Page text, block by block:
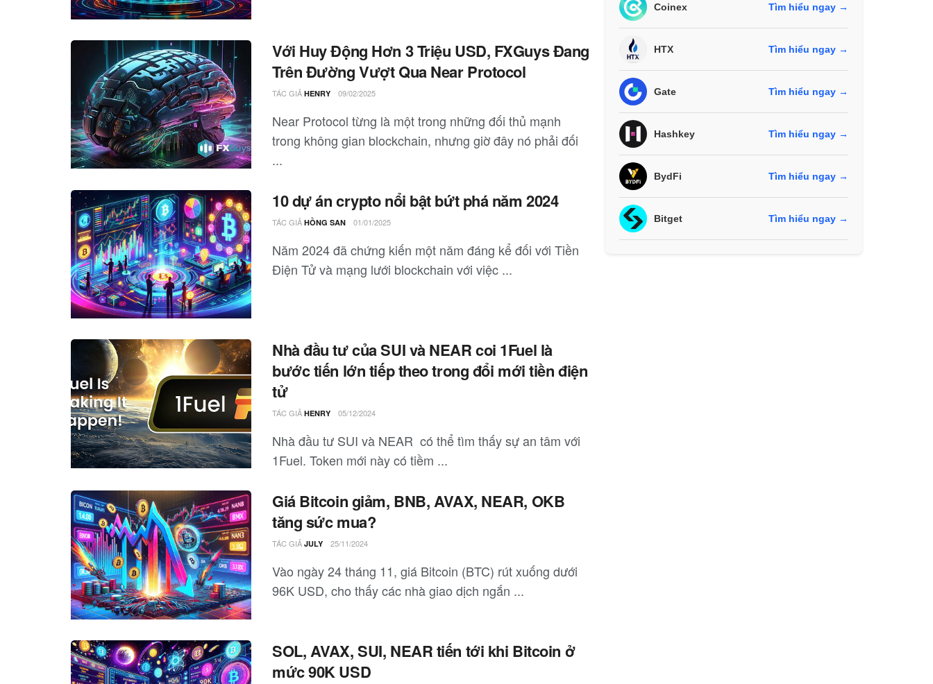
Với Huy Động Hơn 3 Triệu USD, FXGuys Đang
Trên Đường Vượt Qua Near Protocol
TÁC GIẢ HENRY 09/02/2025
Near Protocol từng là một trong những đối thủ mạnh
trong không gian blockchain, nhưng giờ đây nó phải đối
...
10 dự án crypto nổi bật bứt phá năm 2024
TÁC GIẢ HỒNG SAN 01/01/2025
Năm 2024 đã chứng kiến một năm đáng kể đối với Tiền
Điện Tử và mạng lưới blockchain với việc ...
Nhà đầu tư của SUI và NEAR coi 1Fuel là
bước tiến lớn tiếp theo trong đổi mới tiền điện
tử
TÁC GIẢ HENRY 05/12/2024
Nhà đầu tư SUI và NEAR có thể tìm thấy sự an tâm với
1Fuel. Token mới này có tiềm ...
Giá Bitcoin giảm, BNB, AVAX, NEAR, OKB
tăng sức mua?
TÁC GIẢ JULY 25/11/2024
Vào ngày 24 tháng 11, giá Bitcoin (BTC) rút xuống dưới
96K USD, cho thấy các nhà giao dịch ngắn ...
SOL, AVAX, SUI, NEAR tiến tới khi Bitcoin ở
mức 90K USD
Coinex Tìm hiểu ngay →
HTX Tìm hiểu ngay →
Gate Tìm hiểu ngay →
Hashkey Tìm hiểu ngay →
BydFi Tìm hiểu ngay →
Bitget Tìm hiểu ngay →